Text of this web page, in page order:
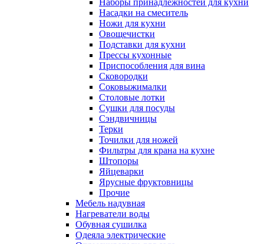
Наборы принадлежностей для кухни
Насадки на смеситель
Ножи для кухни
Овощечистки
Подставки для кухни
Прессы кухонные
Приспособления для вина
Сковородки
Соковыжималки
Столовые лотки
Сушки для посуды
Сэндвичницы
Терки
Точилки для ножей
Фильтры для крана на кухне
Штопоры
Яйцеварки
Ярусные фруктовницы
Прочие
Мебель надувная
Нагреватели воды
Обувная сушилка
Одеяла электрические